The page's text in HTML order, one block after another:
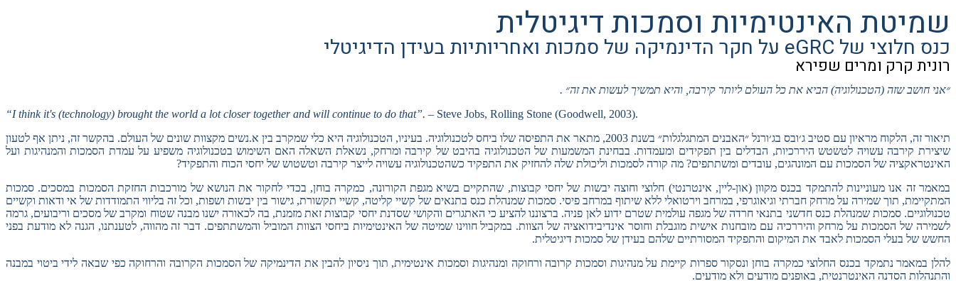
שמיטת האינטימיות וסמכות דיגיטלית
כנס חלוצי של eGRC על חקר הדינמיקה של סמכות ואחריותיות בעידן הדיגיטלי
רונית קרק ומרים שפירא
״אני חושב שזה (הטכנולוגיה) הביא את כל העולם ליותר קירבה, והיא תמשיך לעשות את זה״ .
“I think it's (technology) brought the world a lot closer together and will continue to do that”. – Steve Jobs, Rolling Stone (Goodwell, 2003).
תיאור זה, הלקוח מראיון עם סטיב ג׳ובס בג׳ורנל ״האבנים המתגלגלות״ בשנת 2003, מתאר את התפיסה שלו ביחס לטכנולוגיה. בעיניו, הטכנולוגיה היא כלי שמקרב בין א.נשים מקצוות שונים של העולם. בהקשר זה, ניתן אף לטעון
שיצירת קירבה עשויה לטשטש היררכיות, הבדלים בין תפקידים ומעמדות. בבחינת המשמעות של הטכנולוגיה בהיבט של קירבה ומרחק, נשאלת השאלה האם השימוש בטכנולוגיה משפיע על עמדת הסמכות והמנהיגות ועל
האינטראקציה של הסמכות עם המונהגים, עובדים ומשתתפים? מה קורה לסמכות וליכולת שלה להחזיק את התפקיד כשהטכנולוגיה עשויה לייצר קירבה וטשטוש של יחסי הכוח והתפקיד?
במאמר זה אנו מעוניינות להתמקד בכנס מקוון (און-ליין, אינטרנטי) חלוצי וחוצה יבשות של יחסי קבוצות, שהתקיים בשיא מגפת הקורונה, כמקרה בוחן, בכדי לחקור את הנושא של מורכבות החזקת הסמכות במסכים. סמכות
המתקיימת, תוך שמירה על מרחק חברתי וגיאוגרפי, במרחב וירטואלי ללא שיתוף במרחב פיסי. סמכות שמנהלת כנס בתנאים של קשיי קליטה, קשיי תקשורת, גישור בין יבשות ושפות, וכל זה בליווי התמודדות של אי ודאות וקשיים
טכנולוגיים. סמכות שמנהלת כנס חדשני בתנאי חרדה של מגפה עולמית שטרם ידוע לאן פניה. ברצוננו להציע כי האתגרים והקושי שסדנת יחסי קבוצות זאת מזמנת, בה לכאורה ישנו מבנה שטוח ומקרב של מסכים וריבועים, גרמה
לשמירה של הסמכות על מרחק והיררכיה עם מובחנות אישית מוגבלת וחוסר אינדיבידואציה של הצוות. במקביל חווינו שמיטה של האינטימיות ביחסי הצוות המוביל והמשתתפים. דבר זה מהווה, לטענתנו, הגנה לא מודעת בפני
החשש של בעלי הסמכות לאבד את המיקום והתפקיד המסורתיים שלהם בעידן של סמכות דיגיטלית.
להלן במאמר נתמקד בכנס החלוצי כמקרה בוחן ונסקור ספרות קיימת על מנהיגות וסמכות קרובה ורחוקה ומנהיגות וסמכות אינטימית, תוך ניסיון להבין את הדינמיקה של הסמכות הקרובה והרחוקה כפי שבאה לידי ביטוי במבנה
והתנהלות הסדנה האינטרנטית, באופנים מודעים ולא מודעים.